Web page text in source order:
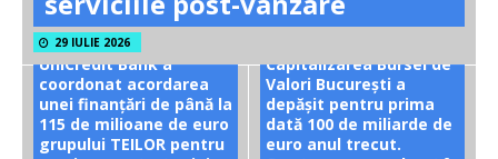
29 IULIE 2026
UniCredit Bank a
coordonat acordarea
unei finanțări de până la
115 de milioane de euro
grupului TEILOR pentru
Capitalizarea Bursei de
Valori București a
depășit pentru prima
dată 100 de miliarde de
euro anul trecut.